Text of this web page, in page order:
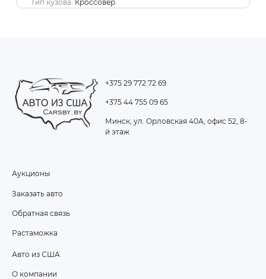
Тип кузова: Кроссовер
+375 29 772 72 69
+375 44 755 09 65
Минск, ул. Орловская 40А, офис 52, 8-
й этаж
MENU
Аукционы
Заказать авто
Обратная связь
Растаможка
Авто из США
О компании